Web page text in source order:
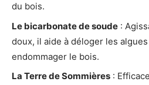
du bois.
Le bicarbonate de soude :
doux, il aide à déloger les
endommager le bois.
La Terre de Sommières :